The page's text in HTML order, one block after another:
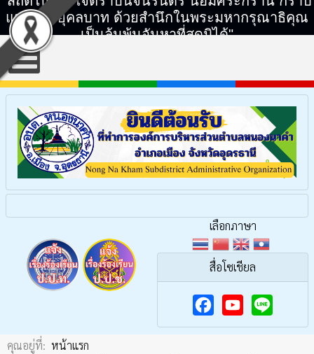
แทบพระยุคลบาท ด้วยสำนึกในพระมหากรุณาธิคุณ
เป็นล้นพ้นอันหาที่สุดมิได้"
เลือกภาษา
สื่อโซเชียล
F
Y
คุณอยู่ที่: หน้าแรก